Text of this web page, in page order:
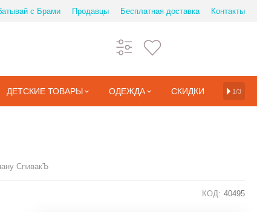
с Брами Продавцы Бесплатная доставка Контакты
ДЕТСКИЕ ТОВАРЫ ОДЕЖДА СКИДКИ 1/3
СпивакЪ
КОД: 40495